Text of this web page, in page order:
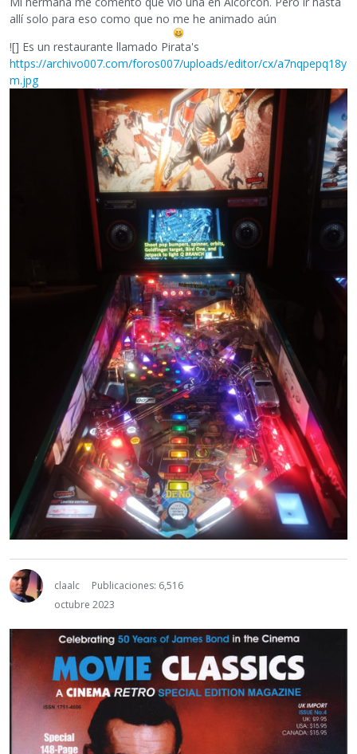
allí solo para eso como que no me he animado aún
![] Es un restaurante llamado Pirata's
https://archivo007.com/foros007/uploads/editor/cx/a7nqpepq18y
m.jpg
claalc
Publicaciones: 6,516
octubre 2023